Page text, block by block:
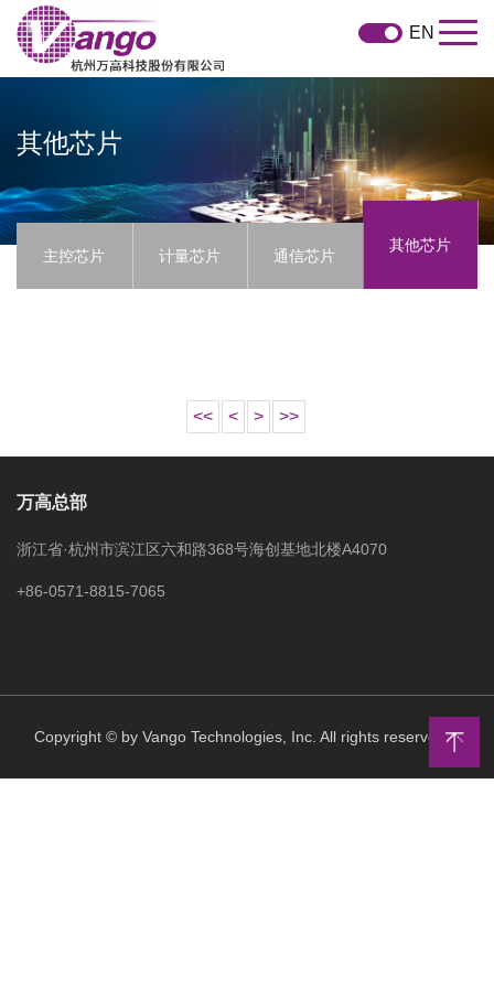
EN
其他芯片
主控芯片 计量芯片 通信芯片
其他芯片
<< < > >>
万高总部
浙江省·杭州市滨江区六和路368号海创基地北楼A4070
+86-0571-8815-7065
Copyright © by Vango Technologies, Inc. All rights reserved.